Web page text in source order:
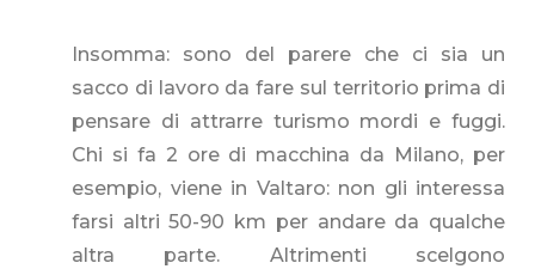
Insomma: sono del parere che ci sia un
sacco di lavoro da fare sul territorio prima di
pensare di attrarre turismo mordi e fuggi.
Chi si fa 2 ore di macchina da Milano, per
esempio, viene in Valtaro: non gli interessa
farsi altri 50-90 km per andare da qualche
altra parte. Altrimenti scelgono